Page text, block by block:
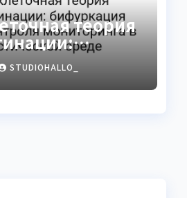
теория
циклом
мониторинга в
среде
STUDIOHALLO_